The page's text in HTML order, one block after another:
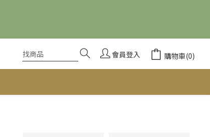
會員登入 購物車(0)